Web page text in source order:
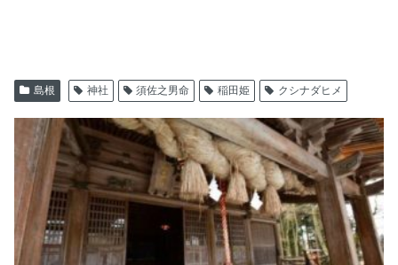
島根 神社 須佐之男命 稲田姫 クシナダヒメ